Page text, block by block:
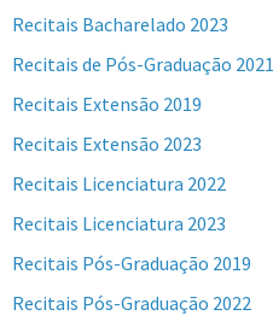
Recitais Bacharelado 2023
Recitais de Pós-Graduação 2021
Recitais Extensão 2019
Recitais Extensão 2023
Recitais Licenciatura 2022
Recitais Licenciatura 2023
Recitais Pós-Graduação 2019
Recitais Pós-Graduação 2022